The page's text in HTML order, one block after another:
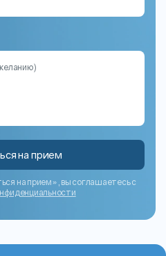
на прием
на прием», вы соглашаетесь с